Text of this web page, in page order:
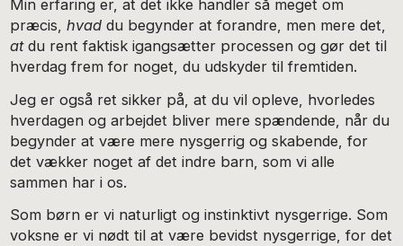
Min erfaring er, at det ikke handler så meget om
præcis,hvad du begynder at forandre, men mere det,
atdu rent faktisk igangsætter processen og gør det til
hverdag frem for noget, du udskyder til fremtiden.
Jeg er også ret sikker på, at du vil opleve, hvorledes
hverdagen og arbejdet bliver mere spændende, når du
begynder at være mere nysgerrig og skabende, for
det vækker noget af det indre barn, som vi alle
sammen har i os.
Som børn er vi naturligt og instinktivt nysgerrige. Som
voksne er vi nødt til at være bevidst nysgerrige, for det